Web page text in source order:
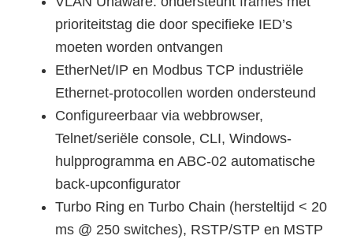
prioriteitstag die door specifieke IED’s
moeten worden ontvangen
EtherNet/IP en Modbus TCP industriële
Ethernet-protocollen worden ondersteund
Configureerbaar via webbrowser,
Telnet/seriële console, CLI, Windows-
hulpprogramma en ABC-02 automatische
back-upconfigurator
Turbo Ring en Turbo Chain (hersteltijd < 20
ms @ 250 switches), RSTP/STP en MSTP